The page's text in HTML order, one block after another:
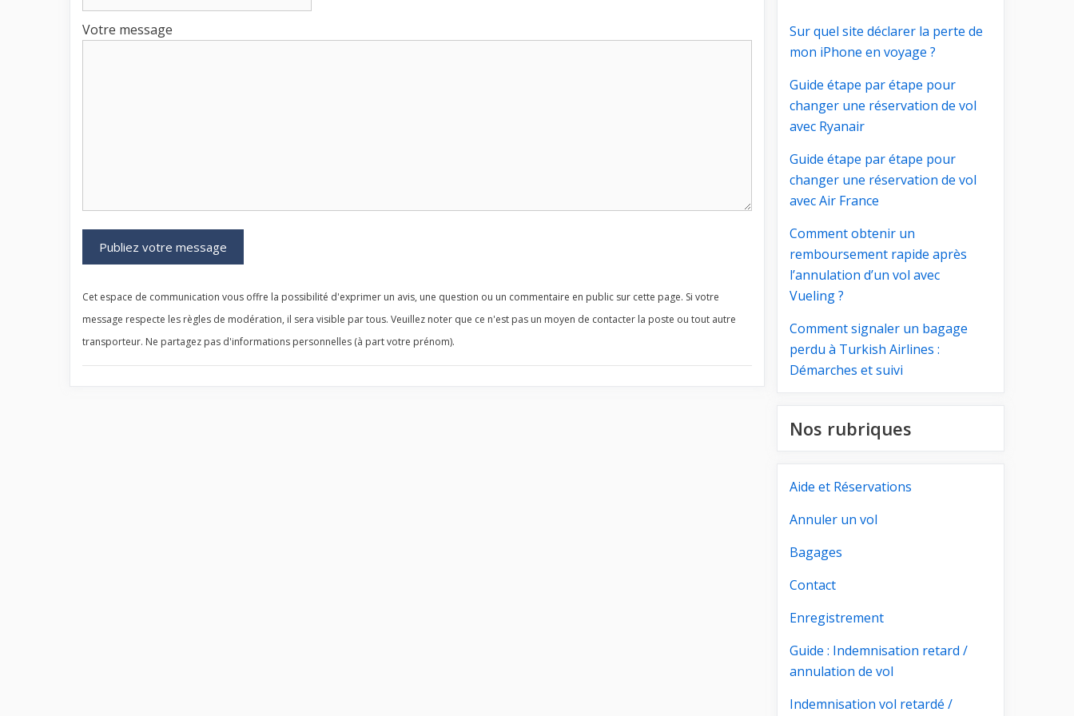
Votre message
Cet espace de communication vous offre la possibilité d'exprimer un avis, une question ou un commentaire en public sur cette page. Si votre
message respecte les règles de modération, il sera visible par tous. Veuillez noter que ce n'est pas un moyen de contacter la poste ou tout autre
transporteur. Ne partagez pas d'informations personnelles (à part votre prénom).
Sur quel site déclarer la perte de
mon iPhone en voyage ?
Guide étape par étape pour
changer une réservation de vol
avec Ryanair
Guide étape par étape pour
changer une réservation de vol
avec Air France
Comment obtenir un
remboursement rapide après
l’annulation d’un vol avec
Vueling ?
Comment signaler un bagage
perdu à Turkish Airlines :
Démarches et suivi
Nos rubriques
Aide et Réservations
Annuler un vol
Bagages
Contact
Enregistrement
Guide : Indemnisation retard /
annulation de vol
Indemnisation vol retardé /